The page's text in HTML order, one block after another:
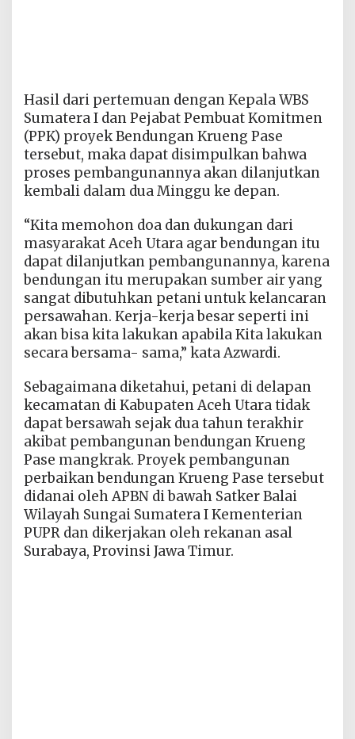
Hasil dari pertemuan dengan Kepala WBS
Sumatera I dan Pejabat Pembuat Komitmen
(PPK) proyek Bendungan Krueng Pase
tersebut, maka dapat disimpulkan bahwa
proses pembangunannya akan dilanjutkan
kembali dalam dua Minggu ke depan.
“Kita memohon doa dan dukungan dari
masyarakat Aceh Utara agar bendungan itu
dapat dilanjutkan pembangunannya, karena
bendungan itu merupakan sumber air yang
sangat dibutuhkan petani untuk kelancaran
persawahan. Kerja-kerja besar seperti ini
akan bisa kita lakukan apabila Kita lakukan
secara bersama- sama,” kata Azwardi.
Sebagaimana diketahui, petani di delapan
kecamatan di Kabupaten Aceh Utara tidak
dapat bersawah sejak dua tahun terakhir
akibat pembangunan bendungan Krueng
Pase mangkrak. Proyek pembangunan
perbaikan bendungan Krueng Pase tersebut
didanai oleh APBN di bawah Satker Balai
Wilayah Sungai Sumatera I Kementerian
PUPR dan dikerjakan oleh rekanan asal
Surabaya, Provinsi Jawa Timur.